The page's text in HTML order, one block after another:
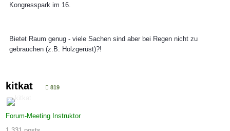
Kongresspark im 16.
Bietet Raum genug - viele Sachen sind aber bei Regen nicht zu
gebrauchen (z.B. Holzgerüst)?!
kitkat 819
Forum-Meeting Instruktor